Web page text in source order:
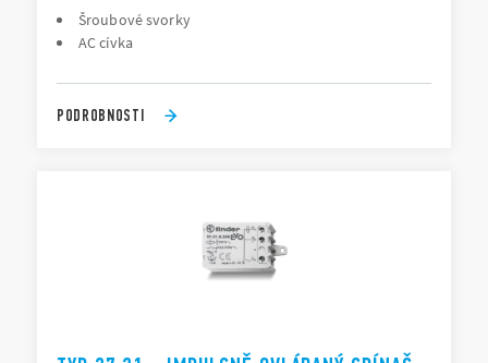
Šroubové svorky
AC cívka
PODROBNOSTI